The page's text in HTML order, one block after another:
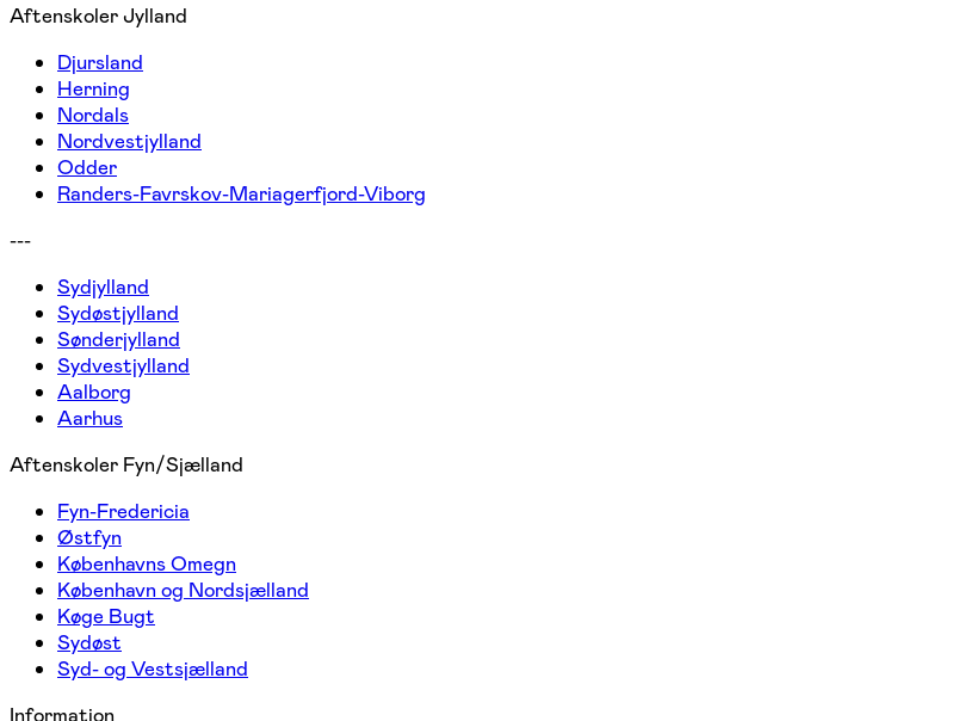
Aftenskoler Jylland
Djursland
Herning
Nordals
Nordvestjylland
Odder
Randers-Favrskov-Mariagerfjord-Viborg
---
Sydjylland
Sydøstjylland
Sønderjylland
Sydvestjylland
Aalborg
Aarhus
Aftenskoler Fyn/Sjælland
Fyn-Fredericia
Østfyn
Københavns Omegn
København og Nordsjælland
Køge Bugt
Sydøst
Syd- og Vestsjælland
Information